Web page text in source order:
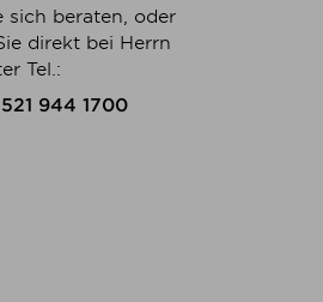
sich beraten, oder
direkt bei Herrn
Tel.:
944 1700